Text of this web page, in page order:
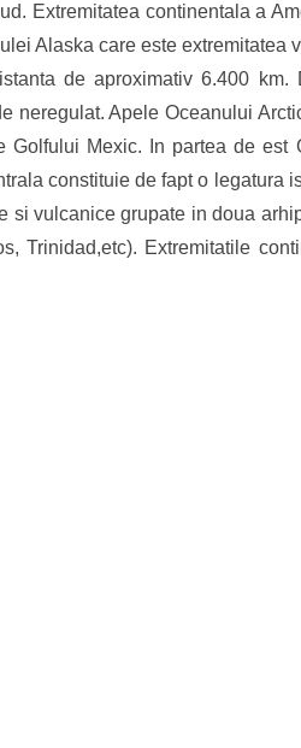
Extremitatea continentala a
Alaska care este extremitatea
de aproximativ 6.400 km.
neregulat. Apele Oceanului
Mexic. In partea de est
constituie de fapt o legatura
si vulcanice grupate in doua
Trinidad,etc). Extremitatile